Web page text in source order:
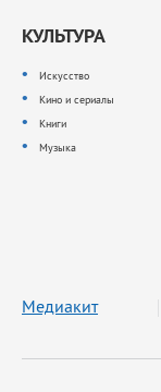
КУЛЬТУРА
Искусство
Кино и сериалы
Книги
Музыка
Медиакит